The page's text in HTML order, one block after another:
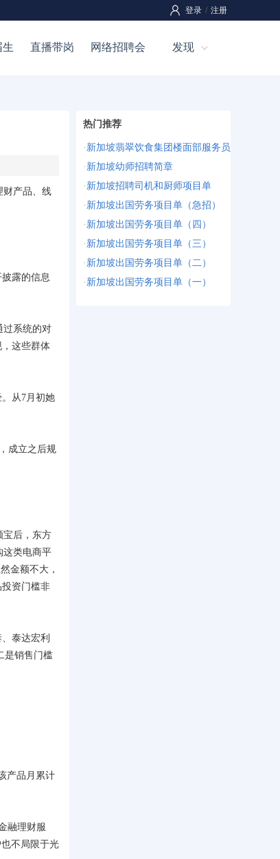
登录 / 注册
生 直播带岗 网络招聘会 发现
产品、线
露的信息
系统的对
这些群体
从7月初她
成立之后规
后，东方
这类电商平
金额不大，
资门槛非
泰达宏利
是销售门槛
产品月累计
融理财服
不局限于光
热门推荐
· 新加坡翡翠饮食集团楼面部服务员
· 新加坡幼师招聘简章
· 新加坡招聘司机和厨师项目单
· 新加坡出国劳务项目单（急招）
· 新加坡出国劳务项目单（四）
· 新加坡出国劳务项目单（三）
· 新加坡出国劳务项目单（二）
· 新加坡出国劳务项目单（一）